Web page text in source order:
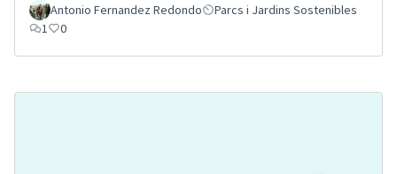
Antonio Fernandez Redondo
Parcs i Jardins Sostenibles
1
0